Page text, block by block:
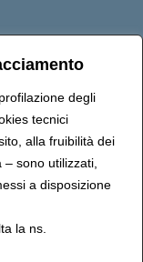
degli
tecnici
alla fruibilità dei
sono utilizzati,
a disposizione
la ns.